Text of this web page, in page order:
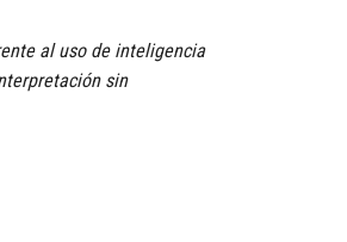
al uso de inteligencia
sin